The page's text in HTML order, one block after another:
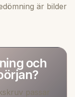
är bilder
och
passar